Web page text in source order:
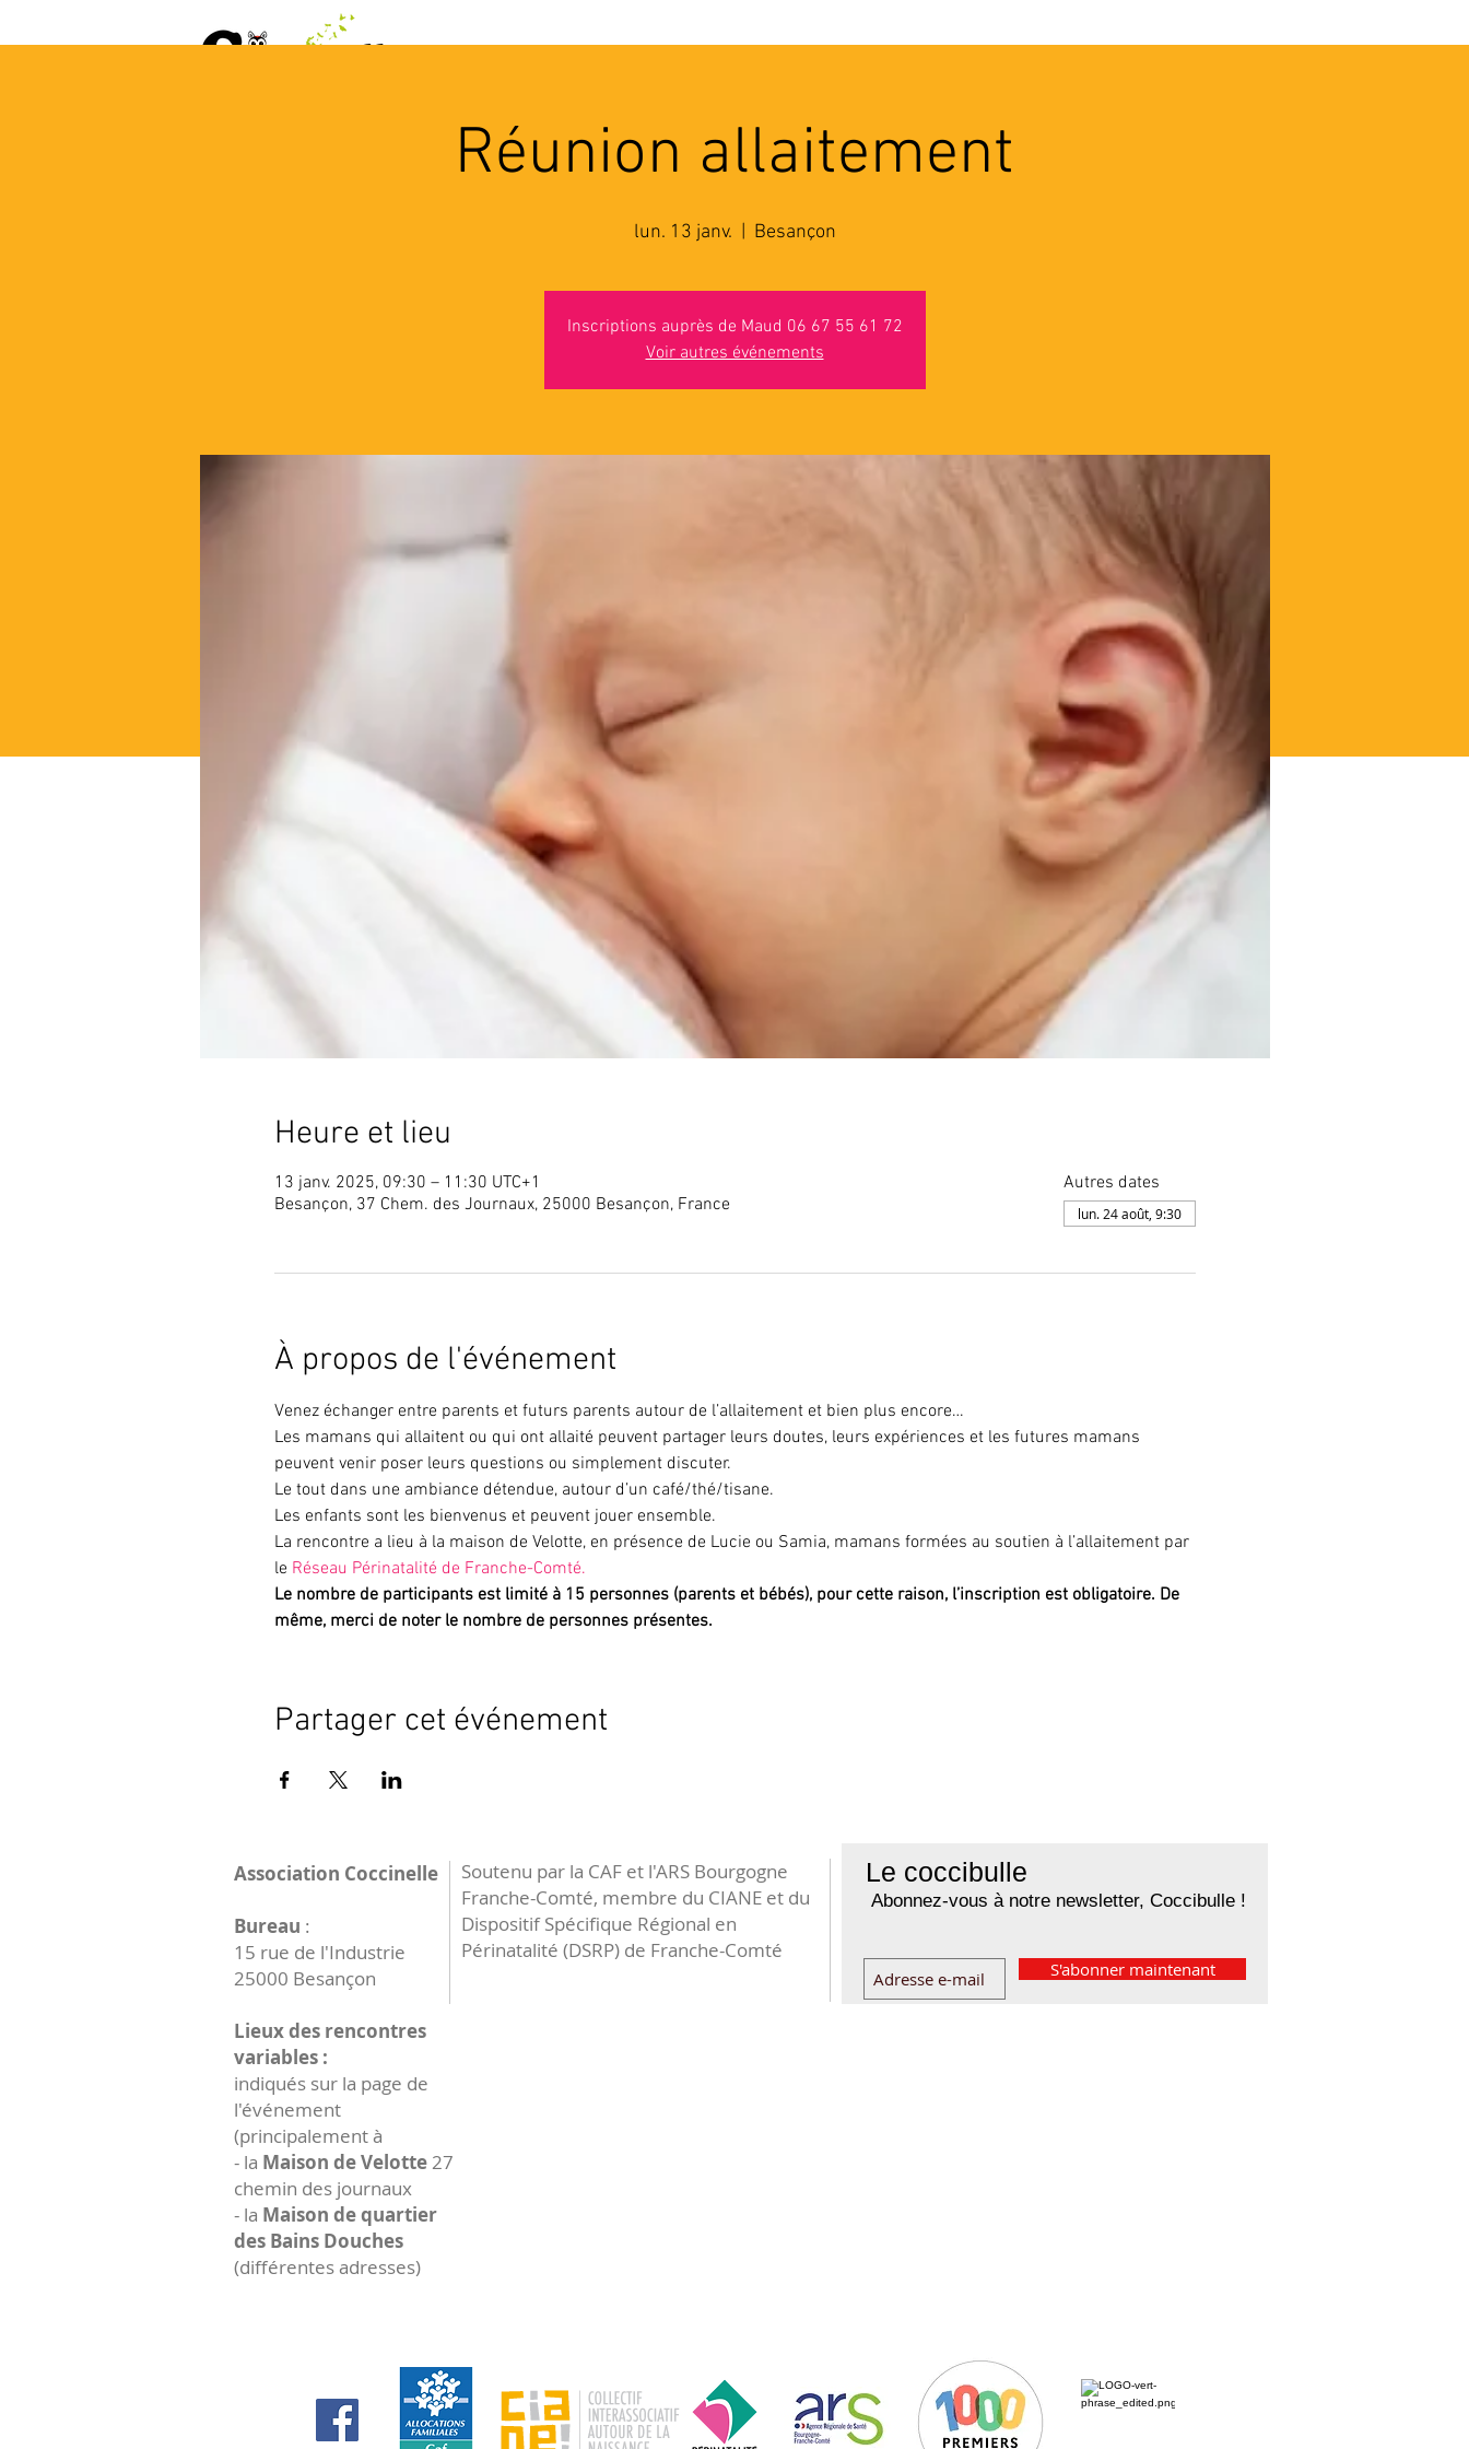
Réunion allaitement
lun. 13 janv. Besançon
Inscriptions auprès de Maud 06 67 55 61 72
Voir autres événements
Heure et lieu
13 janv. 2025, 09:30 – 11:30 UTC+1
Besançon, 37 Chem. des Journaux, 25000 Besançon, France
Autres dates
lun. 24 août, 9:30
À propos de l'événement
Venez échanger entre parents et futurs parents autour de l’allaitement et bien plus encore…
Les mamans qui allaitent ou qui ont allaité peuvent partager leurs doutes, leurs expériences et les futures mamans
peuvent venir poser leurs questions ou simplement discuter.
Le tout dans une ambiance détendue, autour d’un café/thé/tisane.
Les enfants sont les bienvenus et peuvent jouer ensemble.
La rencontre a lieu à la maison de Velotte, en présence de Lucie ou Samia, mamans formées au soutien à l’allaitement par
le Réseau Périnatalité de Franche-Comté.
Le nombre de participants est limité à 15 personnes (parents et bébés), pour cette raison, l’inscription est obligatoire. De
même, merci de noter le nombre de personnes présentes.
Partager cet événement
Le coccibulle
Abonnez-vous à notre newsletter, Coccibulle !
S'abonner maintenant
Association Coccinelle
Bureau :
15 rue de l'Industrie
25000 Besançon
Lieux des rencontres
variables :
indiqués sur la page de
l'événement
(principalement à
- la Maison de Velotte27
chemin des journaux
- la Maison de quartier
des Bains Douches
(différentes adresses)
Soutenu par la CAF et l'ARS Bourgogne
Franche-Comté, membre du CIANE et du
Dispositif Spécifique Régional en
Périnatalité (DSRP) de Franche-Comté